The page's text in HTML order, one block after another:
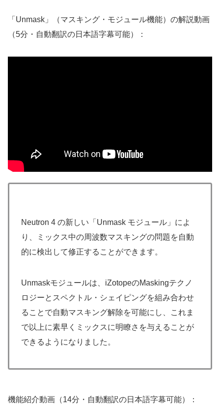
「Unmask」（マスキング・モジュール機能）の解説動画
（5分・自動翻訳の日本語字幕可能）：
Neutron 4 の新しい「Unmask モジュール」によ
り、ミックス中の周波数マスキングの問題を自動
的に検出して修正することができます。
Unmaskモジュールは、iZotopeのMaskingテクノ
ロジーとスペクトル・シェイピングを組み合わせ
ることで自動マスキング解除を可能にし、これま
で以上に素早くミックスに明瞭さを与えることが
できるようになりました。
機能紹介動画（14分・自動翻訳の日本語字幕可能）：